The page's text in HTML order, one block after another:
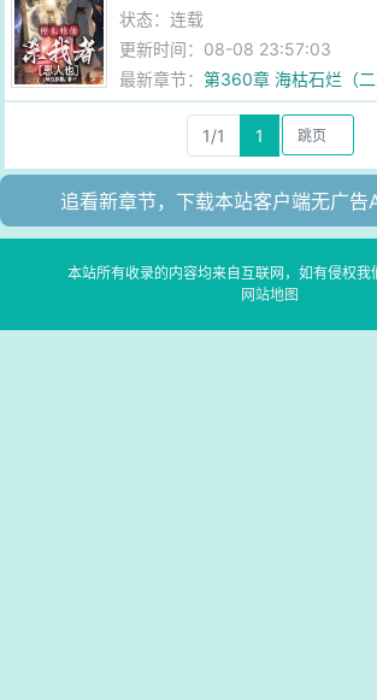
状态：连载
更新时间：08-08 23:57:03
最新章节：第360章 海枯石烂（二
1/1 1
追看新章节，下载本站客户端无广告
本站所有收录的内容均来自互联网，如有侵权我
网站地图